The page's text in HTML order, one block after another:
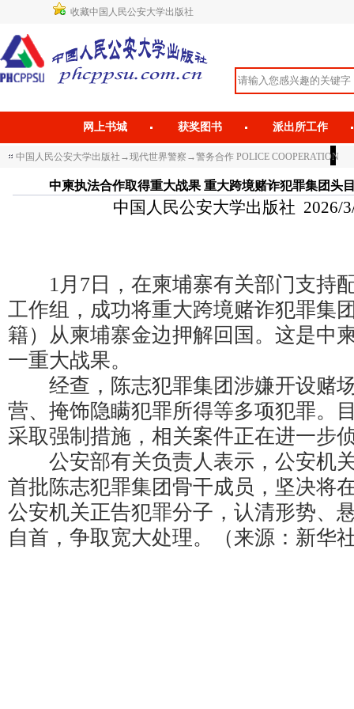
收藏中国人民公安大学出版社
网上书城 获奖图书 派出所工作
中国人民公安大学出版社 →现代世界警察 →警务合作 POLICE COOPERATION
中柬执法合作取得重大战果 重大跨境赌诈犯罪集团头
中国人民公安大学出版社 2026/
1月7日，在柬埔寨有关部门支持
工作组，成功将重大跨境赌诈犯罪集
籍）从柬埔寨金边押解回国。这是中
一重大战果。
经查，陈志犯罪集团涉嫌开设赌
营、掩饰隐瞒犯罪所得等多项犯罪。
采取强制措施，相关案件正在进一步
公安部有关负责人表示，公安机
首批陈志犯罪集团骨干成员，坚决将
公安机关正告犯罪分子，认清形势、
自首，争取宽大处理。（来源：新华